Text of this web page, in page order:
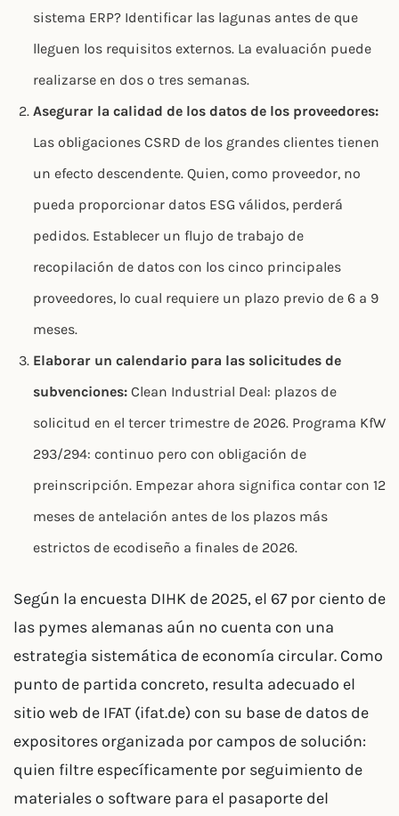
sistema ERP? Identificar las lagunas antes de que
lleguen los requisitos externos. La evaluación puede
realizarse en dos o tres semanas.
Asegurar la calidad de los datos de los proveedores:
Las obligaciones CSRD de los grandes clientes tienen
un efecto descendente. Quien, como proveedor, no
pueda proporcionar datos ESG válidos, perderá
pedidos. Establecer un flujo de trabajo de
recopilación de datos con los cinco principales
proveedores, lo cual requiere un plazo previo de 6 a 9
meses.
Elaborar un calendario para las solicitudes de
subvenciones: Clean Industrial Deal: plazos de
solicitud en el tercer trimestre de 2026. Programa KfW
293/294: continuo pero con obligación de
preinscripción. Empezar ahora significa contar con 12
meses de antelación antes de los plazos más
estrictos de ecodiseño a finales de 2026.
Según la encuesta DIHK de 2025, el 67 por ciento de
las pymes alemanas aún no cuenta con una
estrategia sistemática de economía circular. Como
punto de partida concreto, resulta adecuado el
sitio web de IFAT (ifat.de) con su base de datos de
expositores organizada por campos de solución:
quien filtre específicamente por seguimiento de
materiales o software para el pasaporte del